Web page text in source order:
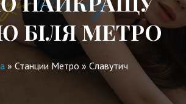
БІЛЯ МЕТРО
» Станции Метро » Славутич